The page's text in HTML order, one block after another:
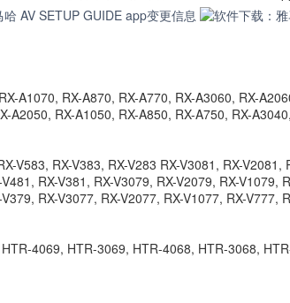
A1070, RX-A870, RX-A770, RX-A3060, RX-
A2050, RX-A1050, RX-A850, RX-A750, RX-
V583, RX-V383, RX-V283 RX-V3081, RX-V2081,
RX-V381, RX-V3079, RX-V2079, RX-V1079,
RX-V3077, RX-V2077, RX-V1077, RX-V777,
4069, HTR-3069, HTR-4068, HTR-3068,